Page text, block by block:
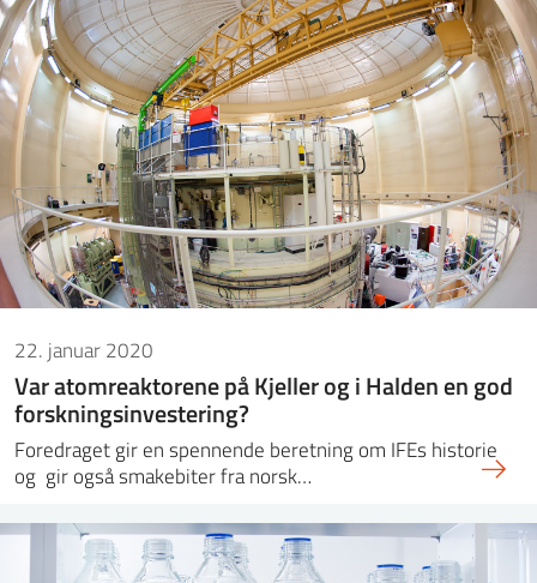
22. januar 2020
Var atomreaktorene på Kjeller og i Halden en god
forskningsinvestering?
Foredraget gir en spennende beretning om IFEs historie
og gir også smakebiter fra norsk…